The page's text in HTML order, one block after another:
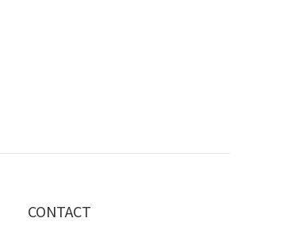
CONTACT